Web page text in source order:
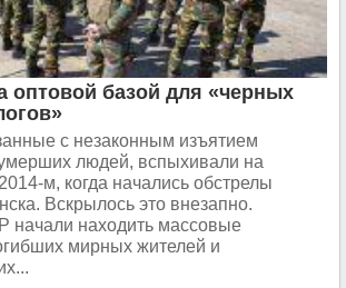
оптовой базой для «черных
с незаконным изъятием
людей, вспыхивали на
м, когда начались обстрелы
Вскрылось это внезапно.
находить массовые
мирных жителей и